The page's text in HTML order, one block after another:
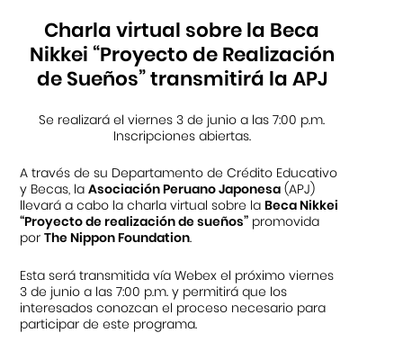
Charla virtual sobre la Beca
Nikkei “Proyecto de Realización
de Sueños” transmitirá la APJ
Se realizará el viernes 3 de junio a las 7:00 p.m.
Inscripciones abiertas.
A través de su Departamento de Crédito Educativo
y Becas, laAsociación Peruano Japonesa (APJ)
llevará a cabo la charla virtual sobre laBeca Nikkei
“Proyecto de realización de sueños” promovida
porThe Nippon Foundation.
Esta será transmitida vía Webex el próximo viernes
3 de junio a las 7:00 p.m. y permitirá que los
interesados conozcan el proceso necesario para
participar de este programa.